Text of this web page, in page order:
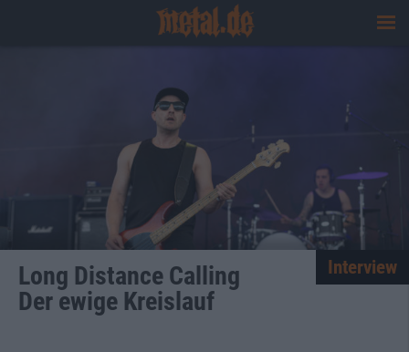
Long Distance Calling
Der ewige Kreislauf
Interview